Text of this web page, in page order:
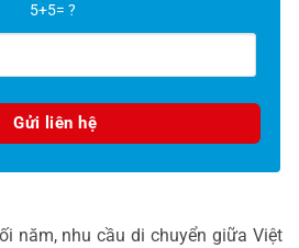
5+5= ?
năm, nhu cầu di chuyển giữa Việt